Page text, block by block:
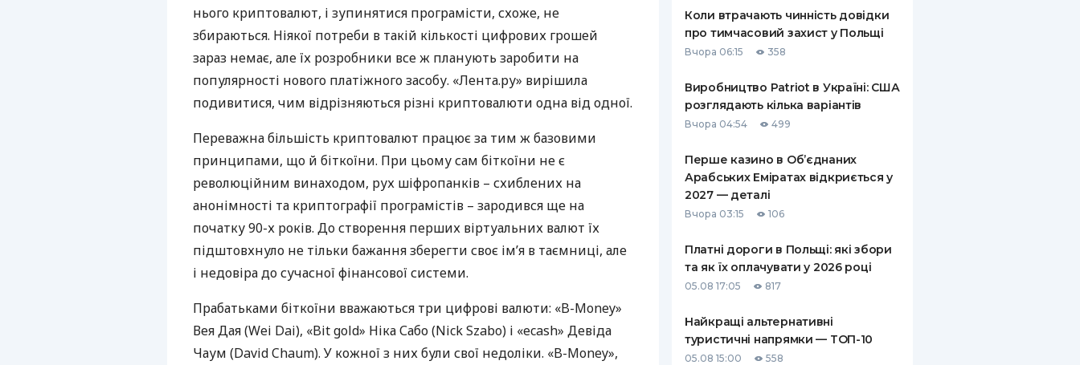
нього криптовалют, і зупинятися програмісти, схоже, не
збираються. Ніякої потреби в такій кількості цифрових грошей
зараз немає, але їх розробники все ж планують заробити на
популярності нового платіжного засобу. «Лента.ру» вирішила
подивитися, чим відрізняються різні криптовалюти одна від одної.
Переважна більшість криптовалют працює за тим ж базовими
принципами, що й біткоїни. При цьому сам біткоїни не є
революційним винаходом, рух шіфропанків – схиблених на
анонімності та криптографії програмістів – зародився ще на
початку 90-х років. До створення перших віртуальних валют їх
підштовхнуло не тільки бажання зберегти своє ім’я в таємниці, але
і недовіра до сучасної фінансової системи.
Прабатьками біткоїни вважаються три цифрові валюти: «B-Money»
Вея Дая (Wei Dai), «Bit gold» Ніка Сабо (Nick Szabo) і «ecash» Девіда
Чаум (David Chaum). У кожної з них були свої недоліки. «B-Money»,
Коли втрачають чинність довідки
про тимчасовий захист у Польщі
Вчора 06:15 358
Виробництво Patriot в Україні: США
розглядають кілька варіантів
Вчора 04:54 499
Перше казино в Об’єднаних
Арабських Еміратах відкриється у
2027 — деталі
Вчора 03:15 106
Платні дороги в Польщі: які збори
та як їх оплачувати у 2026 році
05.08 17:05 817
Найкращі альтернативні
туристичні напрямки — ТОП-10
05.08 15:00 558